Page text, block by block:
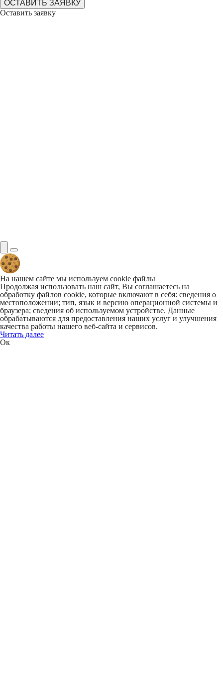
ОСТАВИТЬ ЗАЯВКУ
Оставить заявку
На нашем сайте мы используем cookie файлы
Продолжая использовать наш сайт, Вы соглашаетесь на
обработку файлов cookie, которые включают в себя: сведения о
местоположении; тип, язык и версию операционной системы и
браузера; сведения об используемом устройстве. Данные
обрабатываются для предоставления наших услуг и улучшения
качества работы нашего веб-сайта и сервисов.
Читать далее
Ок